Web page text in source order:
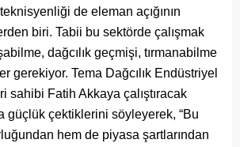
de eleman açığının
biri. Tabii bu sektörde çalışmak
dağcılık geçmişi, tırmanabilme
gerekiyor. Tema Dağcılık Endüstriyel
sahibi Fatih Akkaya çalıştıracak
güçlük çektiklerini söyleyerek, “Bu
hem de piyasa şartlarından